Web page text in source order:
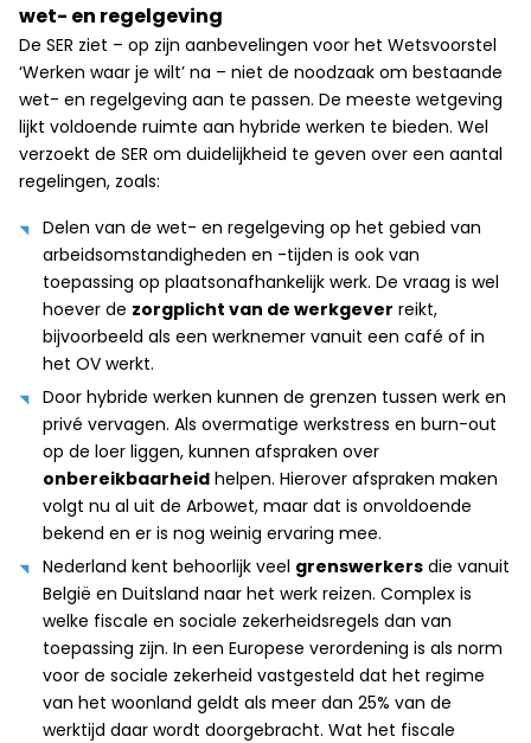
wet- en regelgeving
De SER ziet – op zijn aanbevelingen voor het Wetsvoorstel
‘Werken waar je wilt’ na – niet de noodzaak om bestaande
wet- en regelgeving aan te passen. De meeste wetgeving
lijkt voldoende ruimte aan hybride werken te bieden. Wel
verzoekt de SER om duidelijkheid te geven over een aantal
regelingen, zoals:
Delen van de wet- en regelgeving op het gebied van
arbeidsomstandigheden en -tijden is ook van
toepassing op plaatsonafhankelijk werk. De vraag is wel
hoever de zorgplicht van de werkgever reikt,
bijvoorbeeld als een werknemer vanuit een café of in
het OV werkt.
Door hybride werken kunnen de grenzen tussen werk en
privé vervagen. Als overmatige werkstress en burn-out
op de loer liggen, kunnen afspraken over
onbereikbaarheid helpen. Hierover afspraken maken
volgt nu al uit de Arbowet, maar dat is onvoldoende
bekend en er is nog weinig ervaring mee.
Nederland kent behoorlijk veel grenswerkers die vanuit
België en Duitsland naar het werk reizen. Complex is
welke fiscale en sociale zekerheidsregels dan van
toepassing zijn. In een Europese verordening is als norm
voor de sociale zekerheid vastgesteld dat het regime
van het woonland geldt als meer dan 25% van de
werktijd daar wordt doorgebracht. Wat het fiscale